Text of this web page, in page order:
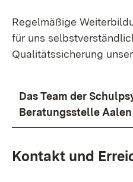
Regelmäßige
für uns
Qualitätssicherung
Das Team der
Beratungsstelle Aalen
Kontakt und